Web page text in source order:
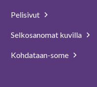
Pelisivut
Selkosanomat kuvilla
Kohdataan-some